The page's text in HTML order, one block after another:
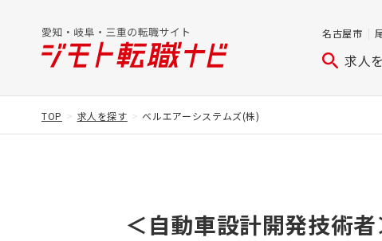
名古屋市
求人
TOP 求人を探す ベルエアーシステムズ(株)
＜自動車設計開発技術